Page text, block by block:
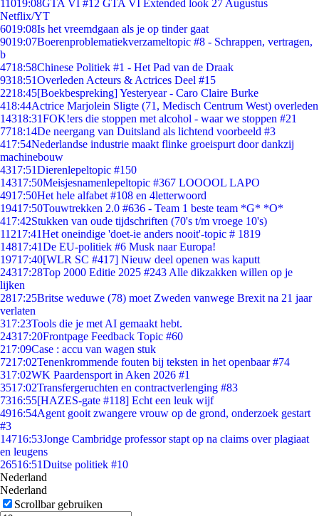
11019:08GTA VI #12 GTA VI Extended look 27 Augustus
Netflix/YT
6019:08Is het vreemdgaan als je op tinder gaat
9019:07Boerenproblematiekverzameltopic #8 - Schrappen, vertragen,
b
4718:58Chinese Politiek #1 - Het Pad van de Draak
9318:51Overleden Acteurs & Actrices Deel #15
2218:45[Boekbespreking] Yesteryear - Caro Claire Burke
418:44Actrice Marjolein Sligte (71, Medisch Centrum West) overleden
14318:31FOK!ers die stoppen met alcohol - waar we stoppen #21
7718:14De neergang van Duitsland als lichtend voorbeeld #3
417:54Nederlandse industrie maakt flinke groeispurt door dankzij
machinebouw
4317:51Dierenlepeltopic #150
14317:50Meisjesnamenlepeltopic #367 LOOOOL LAPO
4917:50Het hele alfabet #108 en 4letterwoord
19417:50Touwtrekken 2.0 #636 - Team 1 beste team *G* *O*
417:42Stukken van oude tijdschriften (70's t/m vroege 10's)
11217:41Het oneindige 'doet-ie anders nooit'-topic # 1819
14817:41De EU-politiek #6 Musk naar Europa!
19717:40[WLR SC #417] Nieuw deel openen was kaputt
24317:28Top 2000 Editie 2025 #243 Alle dikzakken willen op je
lijken
2817:25Britse weduwe (78) moet Zweden vanwege Brexit na 21 jaar
verlaten
317:23Tools die je met AI gemaakt hebt.
24317:20Frontpage Feedback Topic #60
217:09Case : accu van wagen stuk
7217:02Tenenkrommende fouten bij teksten in het openbaar #74
317:02WK Paardensport in Aken 2026 #1
3517:02Transfergeruchten en contractverlenging #83
7316:55[HAZES-gate #118] Echt een leuk wijf
4916:54Agent gooit zwangere vrouw op de grond, onderzoek gestart
#3
14716:53Jonge Cambridge professor stapt op na claims over plagiaat
en leugens
26516:51Duitse politiek #10
Nederland
Nederland
Scrollbar gebruiken